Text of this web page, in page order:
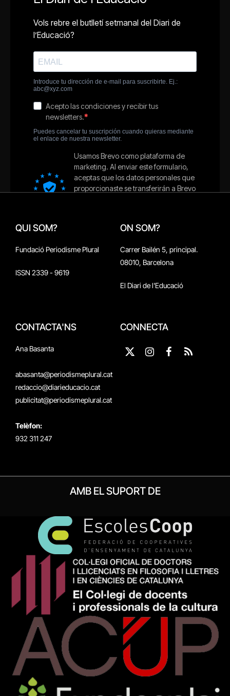
QUI SOM?
Fundació Periodisme Plural
ISSN 2339 - 9619
ON SOM?
Carrer Bailén 5, principal.
08010, Barcelona
El Diari de l'Educació
CONTACTA'NS
Ana Basanta
abasanta@periodismeplural.cat
redaccio@diarieducacio.cat
publicitat@periodismeplural.cat
Telèfon:
932 311 247
CONNECTA
X
Instagram
Facebook
RSS
AMB EL SUPORT DE